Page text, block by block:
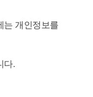
는 개인정보를
다.